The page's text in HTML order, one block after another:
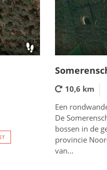
10,6 km
Een
De
bossen in de
provincie
van...